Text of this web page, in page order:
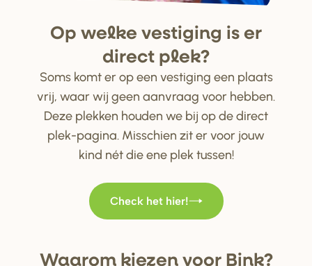
Op welke vestiging is er
direct plek?
Soms komt er op een vestiging een plaats
vrij, waar wij geen aanvraag voor hebben.
Deze plekken houden we bij op de direct
plek-pagina. Misschien zit er voor jouw
kind nét die ene plek tussen!
Check het hier!
Waarom kiezen voorBink?